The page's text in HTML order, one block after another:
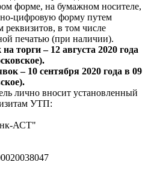
форме, на бумажном носителе,
цифровую форму путем
реквизитов, в том числе
печатью (при наличии).
торги – 12 августа 2020 года
– 10 сентября 2020 года в 09
лично вносит установленный
УТП:
АСТ"